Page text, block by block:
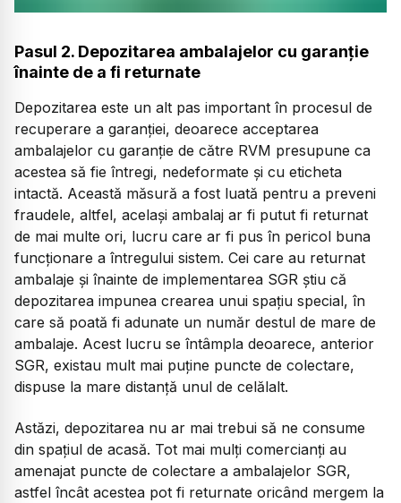
Pasul 2. Depozitarea ambalajelor cu garanție
înainte de a fi returnate
Depozitarea este un alt pas important în procesul de
recuperare a garanției, deoarece acceptarea
ambalajelor cu garanție de către RVM presupune ca
acestea să fie întregi, nedeformate și cu eticheta
intactă. Această măsură a fost luată pentru a preveni
fraudele, altfel, același ambalaj ar fi putut fi returnat
de mai multe ori, lucru care ar fi pus în pericol buna
funcționare a întregului sistem. Cei care au returnat
ambalaje și înainte de implementarea SGR știu că
depozitarea impunea crearea unui spațiu special, în
care să poată fi adunate un număr destul de mare de
ambalaje. Acest lucru se întâmpla deoarece, anterior
SGR, existau mult mai puține puncte de colectare,
dispuse la mare distanță unul de celălalt.
Astăzi, depozitarea nu ar mai trebui să ne consume
din spațiul de acasă. Tot mai mulți comercianți au
amenajat puncte de colectare a ambalajelor SGR,
astfel încât acestea pot fi returnate oricând mergem la